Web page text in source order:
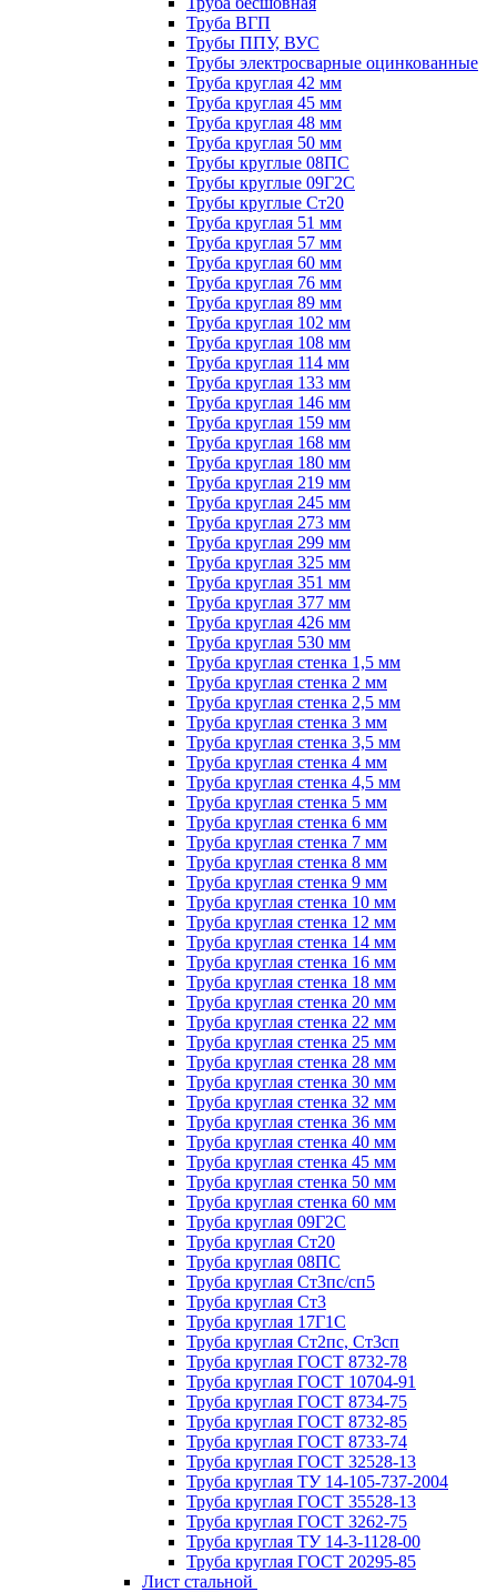
Труба ВГП
Трубы ППУ, ВУС
Трубы электросварные оцинкованные
Труба круглая 42 мм
Труба круглая 45 мм
Труба круглая 48 мм
Труба круглая 50 мм
Трубы круглые 08ПС
Трубы круглые 09Г2С
Трубы круглые Ст20
Труба круглая 51 мм
Труба круглая 57 мм
Труба круглая 60 мм
Труба круглая 76 мм
Труба круглая 89 мм
Труба круглая 102 мм
Труба круглая 108 мм
Труба круглая 114 мм
Труба круглая 133 мм
Труба круглая 146 мм
Труба круглая 159 мм
Труба круглая 168 мм
Труба круглая 180 мм
Труба круглая 219 мм
Труба круглая 245 мм
Труба круглая 273 мм
Труба круглая 299 мм
Труба круглая 325 мм
Труба круглая 351 мм
Труба круглая 377 мм
Труба круглая 426 мм
Труба круглая 530 мм
Труба круглая стенка 1,5 мм
Труба круглая стенка 2 мм
Труба круглая стенка 2,5 мм
Труба круглая стенка 3 мм
Труба круглая стенка 3,5 мм
Труба круглая стенка 4 мм
Труба круглая стенка 4,5 мм
Труба круглая стенка 5 мм
Труба круглая стенка 6 мм
Труба круглая стенка 7 мм
Труба круглая стенка 8 мм
Труба круглая стенка 9 мм
Труба круглая стенка 10 мм
Труба круглая стенка 12 мм
Труба круглая стенка 14 мм
Труба круглая стенка 16 мм
Труба круглая стенка 18 мм
Труба круглая стенка 20 мм
Труба круглая стенка 22 мм
Труба круглая стенка 25 мм
Труба круглая стенка 28 мм
Труба круглая стенка 30 мм
Труба круглая стенка 32 мм
Труба круглая стенка 36 мм
Труба круглая стенка 40 мм
Труба круглая стенка 45 мм
Труба круглая стенка 50 мм
Труба круглая стенка 60 мм
Труба круглая 09Г2С
Труба круглая Ст20
Труба круглая 08ПС
Труба круглая Ст3пс/сп5
Труба круглая Ст3
Труба круглая 17Г1С
Труба круглая Ст2пс, Ст3сп
Труба круглая ГОСТ 8732-78
Труба круглая ГОСТ 10704-91
Труба круглая ГОСТ 8734-75
Труба круглая ГОСТ 8732-85
Труба круглая ГОСТ 8733-74
Труба круглая ГОСТ 32528-13
Труба круглая ТУ 14-105-737-2004
Труба круглая ГОСТ 35528-13
Труба круглая ГОСТ 3262-75
Труба круглая ТУ 14-3-1128-00
Труба круглая ГОСТ 20295-85
Лист стальной